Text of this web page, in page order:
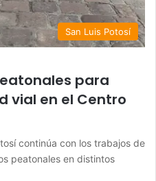
San Luis Potosí
para
vial en el Centro
continúa con los trabajos de
peatonales en distintos